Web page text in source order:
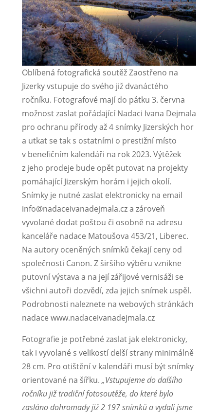
Oblíbená fotografická soutěž Zaostřeno na
Jizerky vstupuje do svého již dvanáctého
ročníku. Fotografové mají do pátku 3. června
možnost zaslat pořádající Nadaci Ivana Dejmala
pro ochranu přírody až 4 snímky Jizerských hor
a utkat se tak s ostatními o prestižní místo
v benefičním kalendáři na rok 2023. Výtěžek
z jeho prodeje bude opět putovat na projekty
pomáhající Jizerským horám i jejich okolí.
Snímky je nutné zaslat elektronicky na email
info@nadaceivanadejmala.cz a zároveň
vyvolané dodat poštou či osobně na adresu
kanceláře nadace Matoušova 453/21, Liberec.
Na autory oceněných snímků čekají ceny od
společnosti Canon. Z širšího výběru vznikne
putovní výstava a na její zářijové vernisáži se
všichni autoři dozvědí, zda jejich snímek uspěl.
Podrobnosti naleznete na webových stránkách
nadace www.nadaceivanadejmala.cz
Fotografie je potřebné zaslat jak elektronicky,
tak i vyvolané s velikostí delší strany minimálně
28 cm. Pro otištění v kalendáři musí být snímky
orientované na šířku. „Vstupujeme do dalšího
ročníku již tradiční fotosoutěže, do které bylo
zasláno dohromady již 2 197 snímků a vydali jsme